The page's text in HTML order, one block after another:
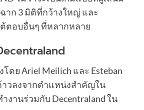
าก 3 มิติที่กว้างใหญ่ และ
ตอบอื่นๆ ที่หลากหลาย
โดย Ariel Meilich และ Esteban
าวลงจากตำแหน่งสำคัญใน
งานร่วมกับ Decentraland ใน